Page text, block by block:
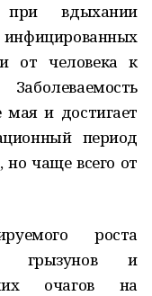
при вдыхании
от человека к
и достигает
период
чаще всего от
роста
грызунов и
очагов на